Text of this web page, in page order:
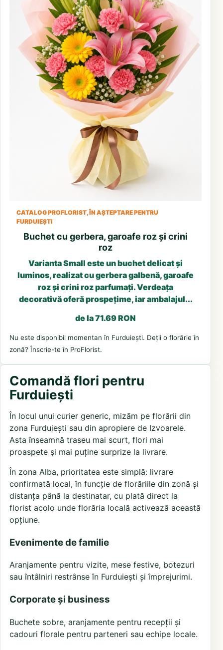
CATALOG PROFLORIST, ÎN AȘTEPTARE PENTRU
FURDUIEȘTI
Buchet cu gerbera, garoafe roz și crini
roz
Varianta Small este un buchet delicat și
luminos, realizat cu gerbera galbenă, garoafe
roz și crini roz parfumați. Verdeața
decorativă oferă prospețime, iar ambalajul...
de la 71.69 RON
Nu este disponibil momentan în Furduiești. Deții o florărie în
zonă? Înscrie-te în ProFlorist.
Comandă flori pentru
Furduiești
În locul unui curier generic, mizăm pe florării din
zona Furduiești sau din apropiere de Izvoarele.
Asta înseamnă traseu mai scurt, flori mai
proaspete și mai puține surprize la livrare.
În zona Alba, prioritatea este simplă: livrare
confirmată local, în funcție de florăriile din zonă și
distanța până la destinatar, cu plată direct la
florist acolo unde florăria locală activează această
opțiune.
Evenimente de familie
Aranjamente pentru vizite, mese festive, botezuri
sau întâlniri restrânse în Furduiești și împrejurimi.
Corporate și business
Buchete sobre, aranjamente pentru recepții și
cadouri florale pentru parteneri sau echipe locale.